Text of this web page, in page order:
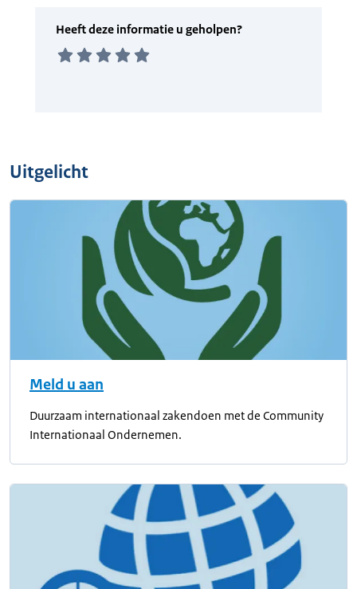
Uitgelicht
Meld u aan
Duurzaam internationaal zakendoen met de Community
Internationaal Ondernemen.